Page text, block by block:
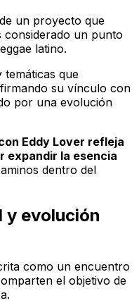
un proyecto que
considerado un punto
latino.
temáticas que
su vínculo con
por una evolución
Eddy Lover refleja
expandir la esencia
dentro del
y evolución
como un encuentro
el objetivo de